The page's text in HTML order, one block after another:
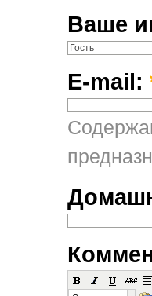
Ваше
E-mail: